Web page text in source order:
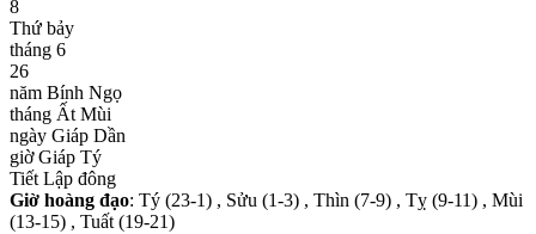
8
Thứ bảy
tháng 6
26
năm Bính Ngọ
tháng Ất Mùi
ngày Giáp Dần
giờ Giáp Tý
Tiết Lập đông
Giờ hoàng đạo: Tý (23-1) , Sửu (1-3) , Thìn (7-9) , Tỵ (9-11) , Mùi
(13-15) , Tuất (19-21)